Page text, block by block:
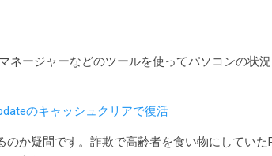
ネージャーなどのツールを使ってパソコンの状
のキャッシュクリアで復活
のか疑問です。詐欺で高齢者を食い物にしてい